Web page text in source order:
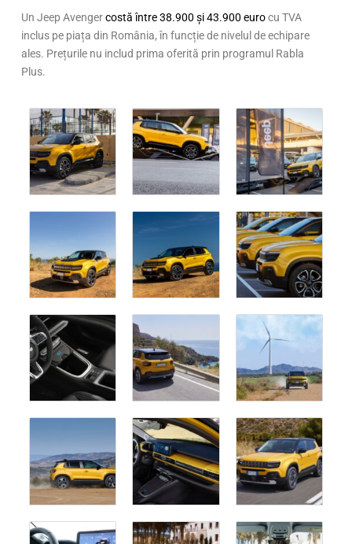
Un Jeep Avengercostă între 38.900 și 43.900 eurocu TVA
inclus pe piața din România, în funcție de nivelul de echipare
ales. Prețurile nu includ prima oferită prin programul Rabla
Plus.